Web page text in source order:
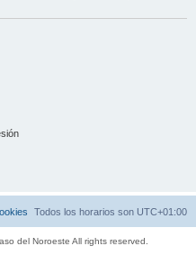
Todos los horarios son UTC+01:00
del Noroeste All rights reserved.